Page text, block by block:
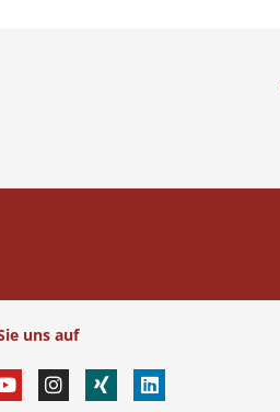
uns auf
Y
o
I
n
X
i
L
i